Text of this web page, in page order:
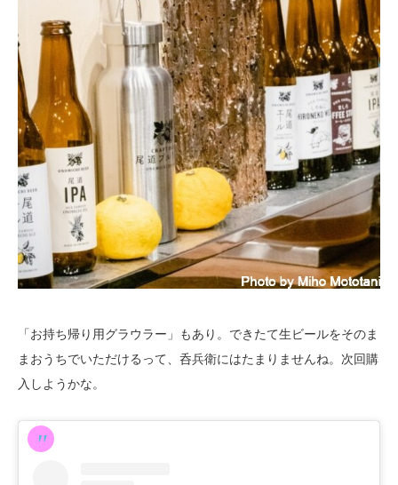
「お持ち帰り用グラウラー」もあり。できたて生ビールをそのま
まおうちでいただけるって、呑兵衛にはたまりませんね。次回購
入しようかな。